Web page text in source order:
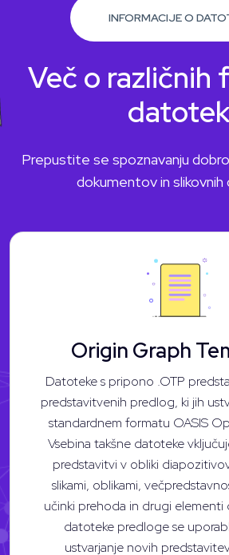
INFORMACIJE O
Več o različnih
Prepustite se spoznavanju
dokumentov in
Origin Graph
Datoteke s pripono .OTP
predstavitvenih predlog, ki jih
standardnem formatu OASIS
Vsebina takšne datoteke
predstavitvi v obliki
slikami, oblikami,
učinki prehoda in drugi elementi
datoteke predloge se
ustvarjanje novih